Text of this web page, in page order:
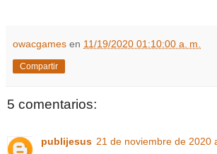
owacgames en 11/19/2020 01:10:00 a. m.
Compartir
5 comentarios:
publijesus 21 de noviembre de 2020